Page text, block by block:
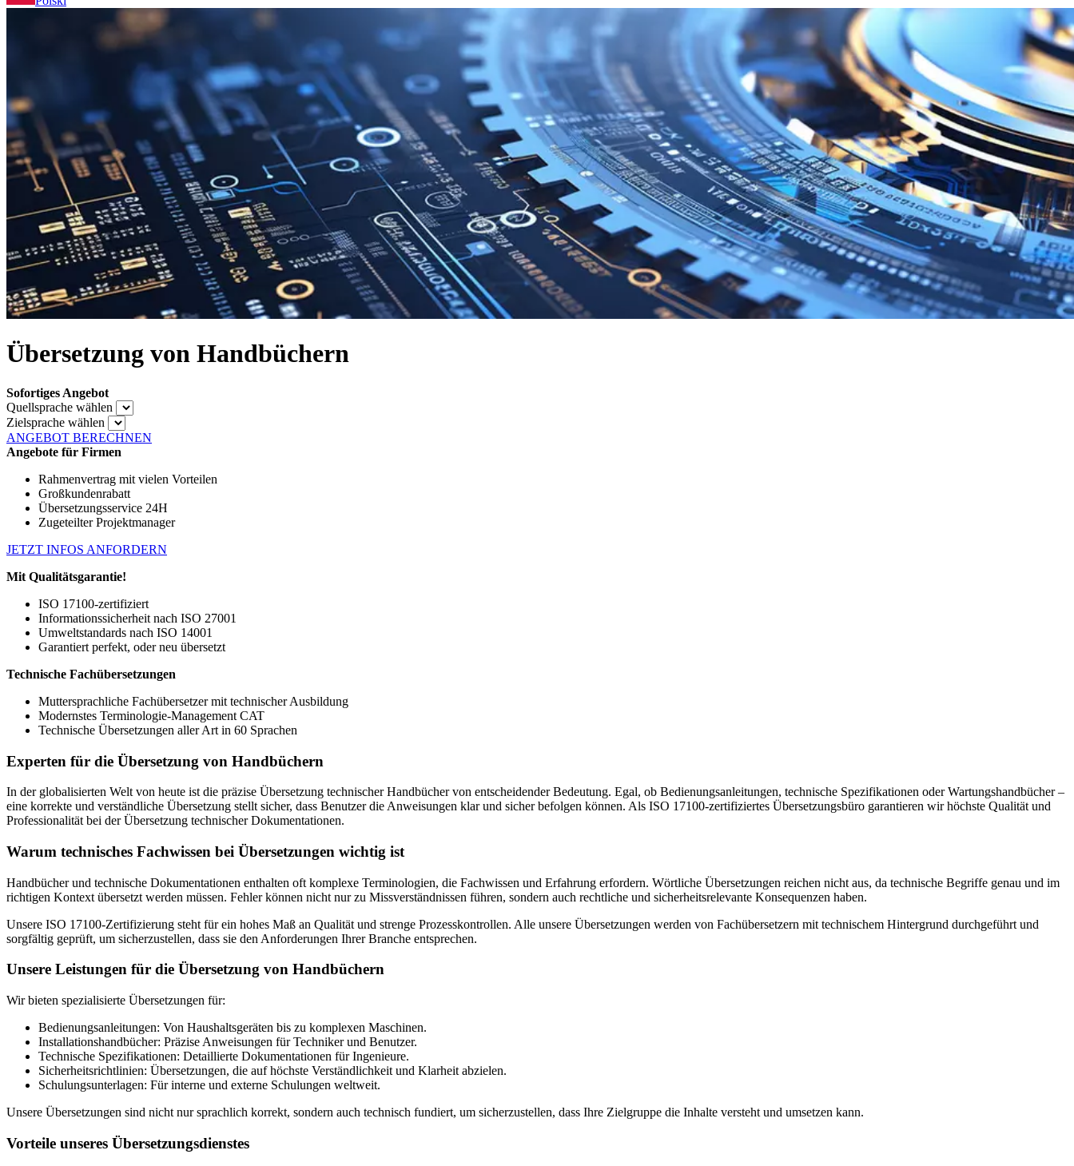
Übersetzung von Handbüchern
Sofortiges Angebot
Quellsprache wählen
Zielsprache wählen
ANGEBOT BERECHNEN
Angebote für Firmen
Rahmenvertrag mit vielen Vorteilen
Großkundenrabatt
Übersetzungsservice 24H
Zugeteilter Projektmanager
JETZT INFOS ANFORDERN
Mit Qualitätsgarantie!
ISO 17100-zertifiziert
Informationssicherheit nach ISO 27001
Umweltstandards nach ISO 14001
Garantiert perfekt, oder neu übersetzt
Technische Fachübersetzungen
Muttersprachliche Fachübersetzer mit technischer Ausbildung
Modernstes Terminologie-Management CAT
Technische Übersetzungen aller Art in 60 Sprachen
Experten für die Übersetzung von Handbüchern
In der globalisierten Welt von heute ist die präzise Übersetzung technischer Handbücher von entscheidender Bedeutung. Egal, ob Bedienungsanleitungen, technische Spezifikationen oder Wartungshandbücher –
eine korrekte und verständliche Übersetzung stellt sicher, dass Benutzer die Anweisungen klar und sicher befolgen können. Als ISO 17100-zertifiziertes Übersetzungsbüro garantieren wir höchste Qualität und
Professionalität bei der Übersetzung technischer Dokumentationen.
Warum technisches Fachwissen bei Übersetzungen wichtig ist
Handbücher und technische Dokumentationen enthalten oft komplexe Terminologien, die Fachwissen und Erfahrung erfordern. Wörtliche Übersetzungen reichen nicht aus, da technische Begriffe genau und im
richtigen Kontext übersetzt werden müssen. Fehler können nicht nur zu Missverständnissen führen, sondern auch rechtliche und sicherheitsrelevante Konsequenzen haben.
Unsere ISO 17100-Zertifizierung steht für ein hohes Maß an Qualität und strenge Prozesskontrollen. Alle unsere Übersetzungen werden von Fachübersetzern mit technischem Hintergrund durchgeführt und
sorgfältig geprüft, um sicherzustellen, dass sie den Anforderungen Ihrer Branche entsprechen.
Unsere Leistungen für die Übersetzung von Handbüchern
Wir bieten spezialisierte Übersetzungen für:
Bedienungsanleitungen: Von Haushaltsgeräten bis zu komplexen Maschinen.
Installationshandbücher: Präzise Anweisungen für Techniker und Benutzer.
Technische Spezifikationen: Detaillierte Dokumentationen für Ingenieure.
Sicherheitsrichtlinien: Übersetzungen, die auf höchste Verständlichkeit und Klarheit abzielen.
Schulungsunterlagen: Für interne und externe Schulungen weltweit.
Unsere Übersetzungen sind nicht nur sprachlich korrekt, sondern auch technisch fundiert, um sicherzustellen, dass Ihre Zielgruppe die Inhalte versteht und umsetzen kann.
Vorteile unseres Übersetzungsdienstes